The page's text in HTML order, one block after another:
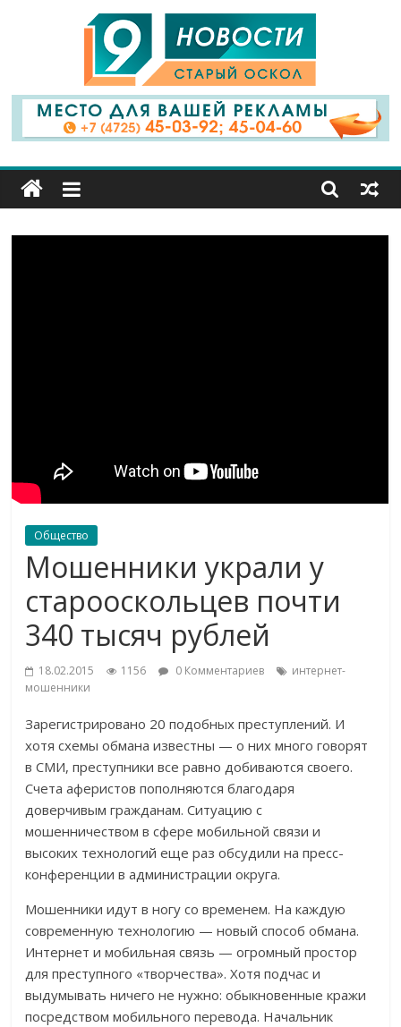
9
Канал
Старый
Общество
Мошенники украли у
старооскольцев почти
340 тысяч рублей
18.02.2015 1156 0 Комментариев
интернет-
мошенники
Зарегистрировано 20 подобных преступлений. И
хотя схемы обмана известны — о них много говорят
в СМИ, преступники все равно добиваются своего.
Счета аферистов пополняются благодаря
доверчивым гражданам. Ситуацию с
мошенничеством в сфере мобильной связи и
высоких технологий еще раз обсудили на пресс-
конференции в администрации округа.
Мошенники идут в ногу со временем. На каждую
современную технологию — новый способ обмана.
Интернет и мобильная связь — огромный простор
для преступного «творчества». Хотя подчас и
выдумывать ничего не нужно: обыкновенные кражи
посредством мобильного перевода. Начальник